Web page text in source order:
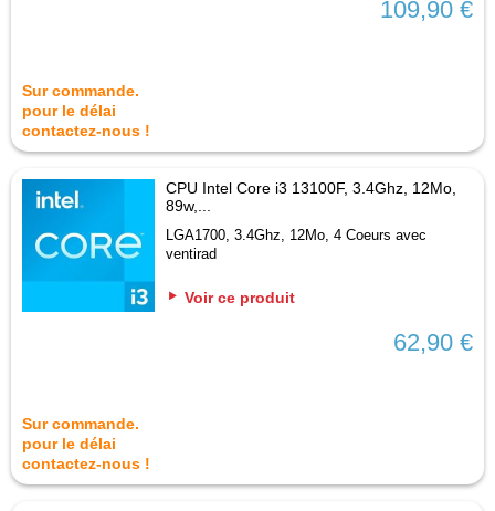
109,90 €
Sur commande.
pour le délai
contactez-nous !
CPU Intel Core i3 13100F, 3.4Ghz, 12Mo,
89w,...
LGA1700, 3.4Ghz, 12Mo, 4 Coeurs avec
ventirad
Voir ce produit
62,90 €
Sur commande.
pour le délai
contactez-nous !